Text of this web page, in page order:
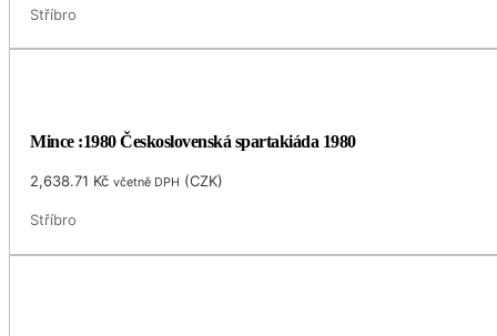
Stříbro
Mince :1980 Československá spartakiáda 1980
2,638.71 Kč včetně DPH (CZK)
Stříbro